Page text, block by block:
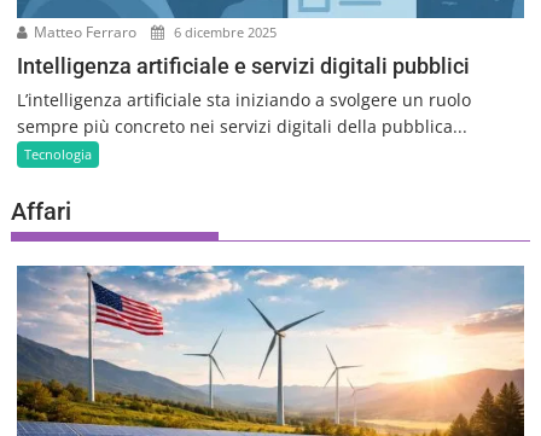
Matteo Ferraro 6 dicembre 2025
Intelligenza artificiale e servizi digitali pubblici
L’intelligenza artificiale sta iniziando a svolgere un ruolo
sempre più concreto nei servizi digitali della pubblica...
Tecnologia
Affari